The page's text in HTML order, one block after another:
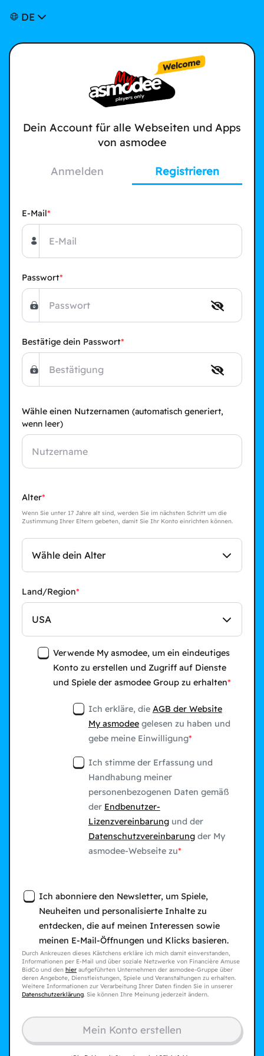
DE
Dein Account für alle Webseiten und Apps
von asmodee
Anmelden Registrieren
E-Mail
Passwort
Bestätige dein Passwort
Wähle einen Nutzernamen (automatisch generiert,
wenn leer)
Alter
Wenn Sie unter 17 Jahre alt sind, werden Sie im nächsten Schritt um die
Zustimmung Ihrer Eltern gebeten, damit Sie Ihr Konto einrichten können.
Wähle dein Alter
Land/Region
USA
Verwende My asmodee, um ein eindeutiges
Konto zu erstellen und Zugriff auf Dienste
und Spiele der asmodee Group zu erhalten
Ich erkläre, die AGB der Website
My asmodeegelesen zu haben und
gebe meine Einwilligung
Ich stimme der Erfassung und
Handhabung meiner
personenbezogenen Daten gemäß
der Endbenutzer-
Lizenzvereinbarungund der
Datenschutzvereinbarungder My
asmodee-Webseite zu
Ich abonniere den Newsletter, um Spiele,
Neuheiten und personalisierte Inhalte zu
entdecken, die auf meinen Interessen sowie
meinen E-Mail-Öffnungen und Klicks basieren.
Durch Ankreuzen dieses Kästchens erkläre ich mich damit einverstanden,
Informationen per E-Mail und über soziale Netzwerke von Financière Amuse
BidCo und den hier aufgeführten Unternehmen der asmodee-Gruppe über
deren Angebote, Dienstleistungen, Spiele und Veranstaltungen zu erhalten.
Weitere Informationen zur Verarbeitung Ihrer Daten finden Sie in unserer
Datenschutzerklärung. Sie können Ihre Meinung jederzeit ändern.
Mein Konto erstellen​